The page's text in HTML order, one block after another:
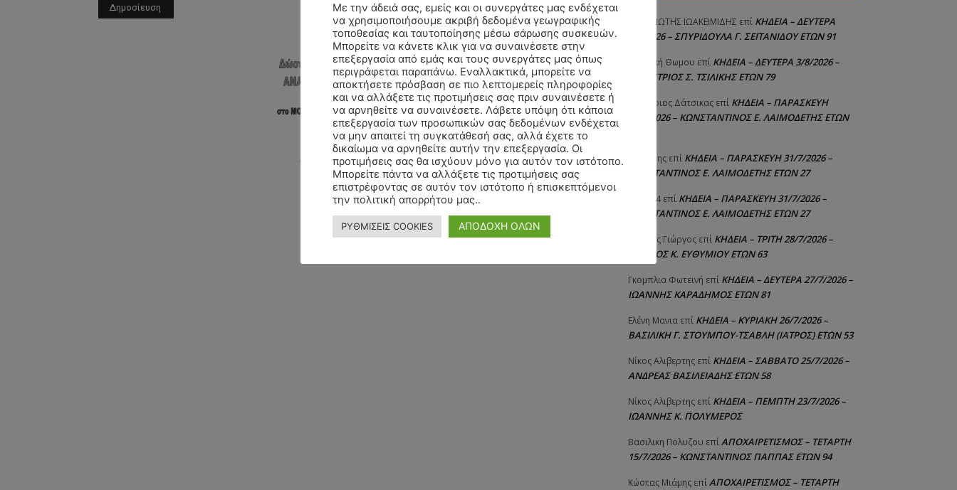
ΠΑΝΑΓΙΩΤΗΣ IΩΑΚΕΙΜΙΔΗΣ επί ΚΗΔΕΙΑ – ΔΕΥΤΕΡΑ
3/8/2026 – ΣΠΥΡΙΔΟΥΛΑ Γ. ΣΕΪΤΑΝΙΔΟΥ ΕΤΩΝ 91
Αγγελική Θωμου επί ΚΗΔΕΙΑ – ΔΕΥΤΕΡΑ 3/8/2026 –
ΔΗΜΗΤΡΙΟΣ Σ. ΤΣΙΛΙΚΗΣ ΕΤΩΝ 79
Δημήτριος Δάτσικας επί ΚΗΔΕΙΑ – ΠΑΡΑΣΚΕΥΗ
31/7/2026 – ΚΩΝΣΤΑΝΤΙΝΟΣ Ε. ΛΑΙΜΟΔΕΤΗΣ ΕΤΩΝ
Λευτέρης επί ΚΗΔΕΙΑ – ΠΑΡΑΣΚΕΥΗ 31/7/2026 –
ΚΩΝΣΤΑΝΤΙΝΟΣ Ε. ΛΑΙΜΟΔΕΤΗΣ ΕΤΩΝ 27
Raniad4 επί ΚΗΔΕΙΑ – ΠΑΡΑΣΚΕΥΗ 31/7/2026 –
ΚΩΝΣΤΑΝΤΙΝΟΣ Ε. ΛΑΙΜΟΔΕΤΗΣ ΕΤΩΝ 27
Σιούτης Γιώργος επί ΚΗΔΕΙΑ – ΤΡΙΤΗ 28/7/2026 –
ΑΓΓΕΛΟΣ Κ. ΕΥΘΥΜΙΟΥ ΕΤΩΝ 63
Γκομπλια Φωτεινή επί ΚΗΔΕΙΑ – ΔΕΥΤΕΡΑ 27/7/2026 –
ΙΩΑΝΝΗΣ ΚΑΡΑΔΗΜΟΣ ΕΤΩΝ 81
Ελένη Μανια επί ΚΗΔΕΙΑ – ΚΥΡΙΑΚΗ 26/7/2026 –
ΒΑΣΙΛΙΚΗ Γ. ΣΤΟΥΜΠΟΥ-ΤΣΑΒΛΗ (ΙΑΤΡΟΣ) ΕΤΩΝ 53
Νίκος Αλιβερτης επί ΚΗΔΕΙΑ – ΣΑΒΒΑΤΟ 25/7/2026 –
ΑΝΔΡΕΑΣ ΒΑΣΙΛΕΙΑΔΗΣ ΕΤΩΝ 58
Νίκος Αλιβερτης επί ΚΗΔΕΙΑ – ΠΕΜΠΤΗ 23/7/2026 –
ΙΩΑΝΝΗΣ Κ. ΠΟΛΥΜΕΡΟΣ
Βασιλικη Πολυζου επίΑΠΟΧΑΙΡΕΤΙΣΜΟΣ – ΤΕΤΑΡΤΗ
15/7/2026 – ΚΩΝΣΤΑΝΤΙΝΟΣ ΠΑΠΠΑΣ ΕΤΩΝ 94
Κώστας Μιάμης επίΑΠΟΧΑΙΡΕΤΙΣΜΟΣ – ΤΕΤΑΡΤΗ
Με την άδειά σας, εμείς και οι συνεργάτες μας ενδέχεται
να χρησιμοποιήσουμε ακριβή δεδομένα γεωγραφικής
τοποθεσίας και ταυτοποίησης μέσω σάρωσης συσκευών.
Μπορείτε να κάνετε κλικ για να συναινέσετε στην
επεξεργασία από εμάς και τους συνεργάτες μας όπως
περιγράφεται παραπάνω. Εναλλακτικά, μπορείτε να
αποκτήσετε πρόσβαση σε πιο λεπτομερείς πληροφορίες
και να αλλάξετε τις προτιμήσεις σας πριν συναινέσετε ή
να αρνηθείτε να συναινέσετε. Λάβετε υπόψη ότι κάποια
επεξεργασία των προσωπικών σας δεδομένων ενδέχεται
να μην απαιτεί τη συγκατάθεσή σας, αλλά έχετε το
δικαίωμα να αρνηθείτε αυτήν την επεξεργασία. Οι
προτιμήσεις σας θα ισχύουν μόνο για αυτόν τον ιστότοπο.
Μπορείτε πάντα να αλλάξετε τις προτιμήσεις σας
επιστρέφοντας σε αυτόν τον ιστότοπο ή επισκεπτόμενοι
την πολιτική απορρήτου μας..
ΡΥΘΜΙΣΕΙΣ COOKIES ΑΠΟΔΟΧΗ ΟΛΩΝ